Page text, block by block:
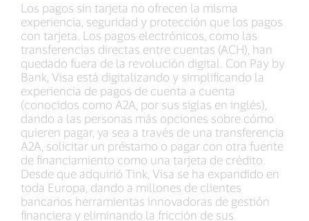
Los pagos sin tarjeta no ofrecen la misma
experiencia, seguridad y protección que los pagos
con tarjeta. Los pagos electrónicos, como las
transferencias directas entre cuentas (ACH), han
quedado fuera de la revolución digital. Con Pay by
Bank, Visa está digitalizando y simplificando la
experiencia de pagos de cuenta a cuenta
(conocidos como A2A, por sus siglas en inglés),
dando a las personas más opciones sobre cómo
quieren pagar, ya sea a través de una transferencia
A2A, solicitar un préstamo o pagar con otra fuente
de financiamiento como una tarjeta de crédito.
Desde que adquirió Tink, Visa se ha expandido en
toda Europa, dando a millones de clientes
bancarios herramientas innovadoras de gestión
financiera y eliminando la fricción de sus